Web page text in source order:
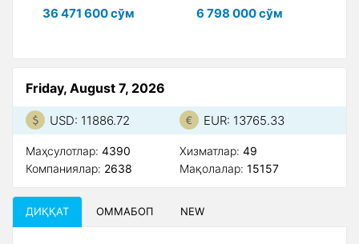
36 471 600 сўм
6 798 000 сўм
Friday, August 7, 2026
USD: 11886.72 EUR: 13765.33
Маҳсулотлар: 4390
Компаниялар: 2638
Xизматлар: 49
Мақолалар: 15157
ДИҚҚАТ ОММАБОП NEW